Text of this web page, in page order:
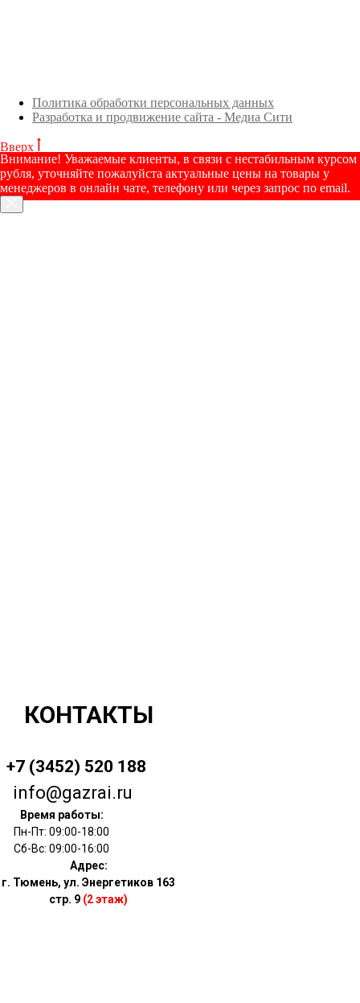
КОНТАКТЫ
+7 (3452) 520 188
info@gazrai.ru
Время работы:
Пн-Пт: 09:00-18:00
Сб-Вс: 09:00-16:00
Адрес:
г. Тюмень, ул. Энергетиков 163
стр. 9 (2 этаж)
Политика обработки персональных данных
Разработка и продвижение сайта - Медиа Сити
Вверх
Внимание! Уважаемые клиенты, в связи с нестабильным курсом
рубля, уточняйте пожалуйста актуальные цены на товары у
менеджеров в онлайн чате, телефону или через запрос по email.